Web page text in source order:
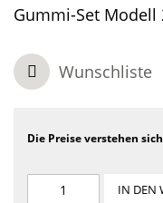
Gummi-Set Modell
Wunschliste
Die Preise verstehen
IN DEN